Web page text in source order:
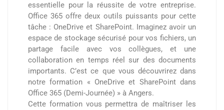
essentielle pour la réussite de votre entreprise.
Office 365 offre deux outils puissants pour cette
tâche : OneDrive et SharePoint. Imaginez avoir un
espace de stockage sécurisé pour vos fichiers, un
partage facile avec vos collègues, et une
collaboration en temps réel sur des documents
importants. C’est ce que vous découvrirez dans
notre formation « OneDrive et SharePoint dans
Office 365 (Demi-Journée) » à Angers.
Cette formation vous permettra de maîtriser les